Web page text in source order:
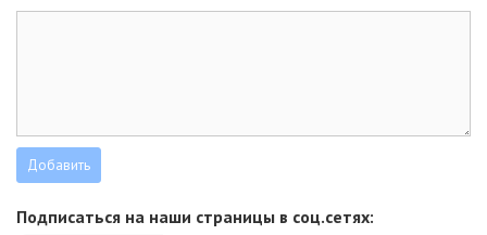
Подписаться на наши страницы в соц.сетях: